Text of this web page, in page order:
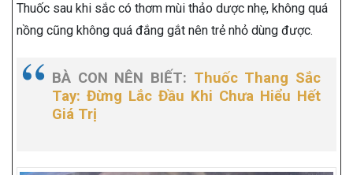
Thuốc sau khi sắc có thơm mùi thảo dược nhẹ, không quá
nồng cũng không quá đắng gắt nên trẻ nhỏ dùng được.
BÀ CON NÊN BIẾT: Thuốc Thang Sắc
Tay: Đừng Lắc Đầu Khi Chưa Hiểu Hết
Giá Trị